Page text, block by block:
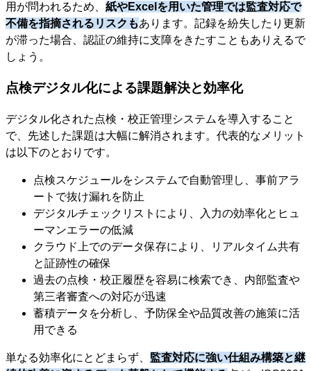
用が問われるため、 紙やExcelを用いた管理では監査対応で
不備を指摘されるリスクもあります。記録を紛失したり更新
が滞った場合、認証の維持に支障をきたすこともありえるで
しょう。
点検デジタル化による課題解決と効率化
デジタル化された点検・校正管理システムを導入すること
で、先述した課題は大幅に解消されます。代表的なメリット
は以下のとおりです。
点検スケジュールをシステムで自動管理し、事前アラ
ートで抜け漏れを防止
デジタルチェックリストにより、入力の効率化とヒュ
ーマンエラーの低減
クラウド上でのデータ保存により、リアルタイム共有
と証跡性の確保
過去の点検・校正履歴を容易に検索でき、内部監査や
第三者審査への対応が迅速
蓄積データを分析し、予防保全や品質改善の施策に活
用できる
単なる効率化にとどまらず、 監査対応に強い仕組み構築と継